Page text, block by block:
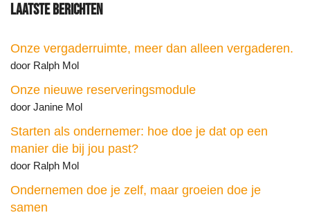
Laatste berichten
Onze vergaderruimte, meer dan alleen vergaderen.
door Ralph Mol
Onze nieuwe reserveringsmodule
door Janine Mol
Starten als ondernemer: hoe doe je dat op een
manier die bij jou past?
door Ralph Mol
Ondernemen doe je zelf, maar groeien doe je
samen